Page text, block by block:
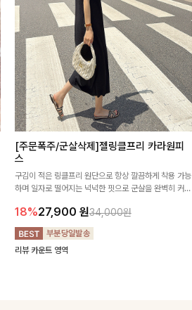
[주문폭주/군살삭제]젤링클프리 카라원피
스
구김이 적은 링클프리 원단으로 항상 깔끔하게 착용 가능
하며 일자로 떨어지는 넉넉한 핏으로 군살을 완벽히 커버
18%27,900 원34,000원
리뷰 카운트 영역